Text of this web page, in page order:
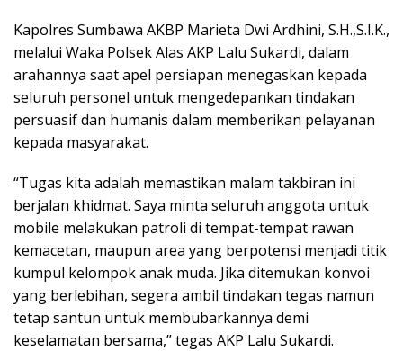
Kapolres Sumbawa AKBP Marieta Dwi Ardhini, S.H.,S.I.K.,
melalui Waka Polsek Alas AKP Lalu Sukardi, dalam
arahannya saat apel persiapan menegaskan kepada
seluruh personel untuk mengedepankan tindakan
persuasif dan humanis dalam memberikan pelayanan
kepada masyarakat.
“Tugas kita adalah memastikan malam takbiran ini
berjalan khidmat. Saya minta seluruh anggota untuk
mobile melakukan patroli di tempat-tempat rawan
kemacetan, maupun area yang berpotensi menjadi titik
kumpul kelompok anak muda. Jika ditemukan konvoi
yang berlebihan, segera ambil tindakan tegas namun
tetap santun untuk membubarkannya demi
keselamatan bersama,” tegas AKP Lalu Sukardi.